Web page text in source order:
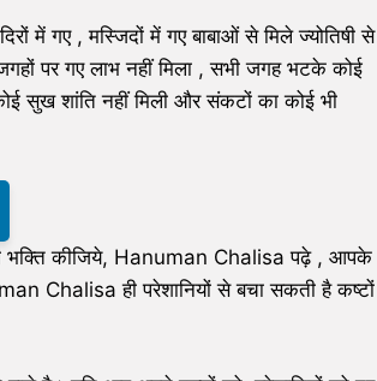
गए , मस्जिदों में गए बाबाओं से मिले ज्योतिषी से
जगहों पर गए लाभ नहीं मिला , सभी जगह भटके कोई
सुख शांति नहीं मिली और संकटों का कोई भी
भक्ति कीजिये, Hanuman Chalisa पढ़े , आपके
Chalisa ही परेशानियों से बचा सकती है कष्टों